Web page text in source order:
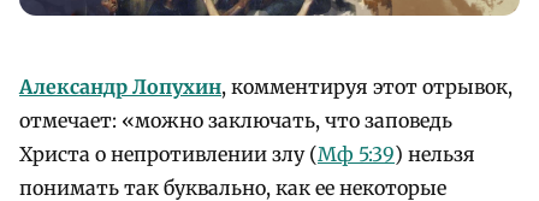
Александр Лопухин, комментируя этот отрывок,
отмечает: «можно заключать, что заповедь
Христа о непротивлении злу (Мф 5:39) нельзя
понимать так буквально, как ее некоторые